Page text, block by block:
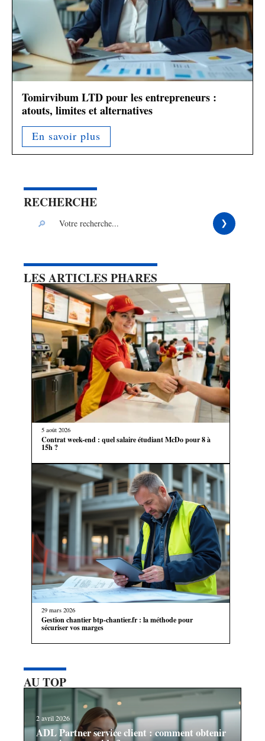
Tomirvibum LTD pour les entrepreneurs :
atouts, limites et alternatives
En savoir plus
RECHERCHE
LES ARTICLES PHARES
5 août 2026
Contrat week-end : quel salaire étudiant McDo pour 8 à
15h ?
29 mars 2026
Gestion chantier btp-chantier.fr : la méthode pour
sécuriser vos marges
AU TOP
2 avril 2026
ADL Partner service client : comment obtenir